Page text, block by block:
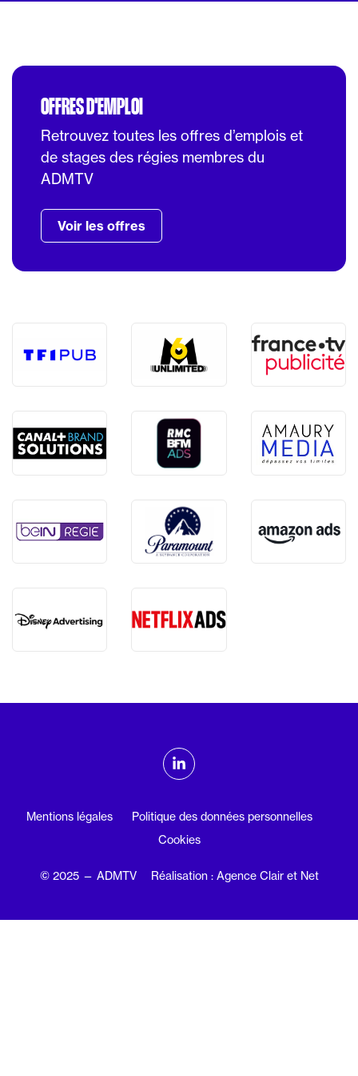
OFFRES D'EMPLOI
Retrouvez toutes les offres d’emplois et
de stages des régies membres du
ADMTV
Voir les offres
ADMTV sur les réseaux sociaux
Linkedin
Mentions légales
Politique des données personnelles
Cookies
© 2025 — ADMTV Réalisation : Agence Clair et Net